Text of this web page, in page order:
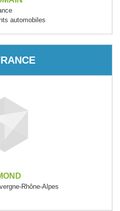
automobiles
Rhône-Alpes